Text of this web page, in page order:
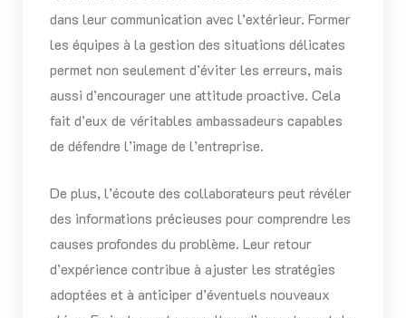
dans leur communication avec l’extérieur. Former
les équipes à la gestion des situations délicates
permet non seulement d’éviter les erreurs, mais
aussi d’encourager une attitude proactive. Cela
fait d’eux de véritables ambassadeurs capables
de défendre l’image de l’entreprise.
De plus, l’écoute des collaborateurs peut révéler
des informations précieuses pour comprendre les
causes profondes du problème. Leur retour
d’expérience contribue à ajuster les stratégies
adoptées et à anticiper d’éventuels nouveaux